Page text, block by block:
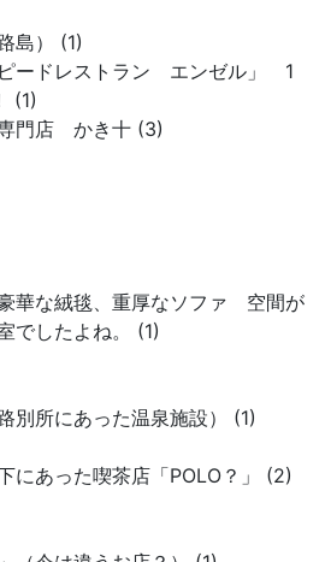
島） (1)
ードレストラン エンゼル」 1
(1)
門店 かき十 (3)
華な絨毯、重厚なソファ 空間が
でしたよね。 (1)
別所にあった温泉施設） (1)
にあった喫茶店「POLO？」 (2)